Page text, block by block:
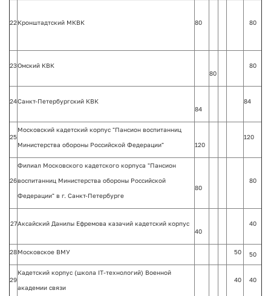
22 Кронштадтский МКВК 80 80
23Омский КВК
80
80
24Санкт-Петербургский КВК
84
84
25
Московский кадетский корпус "Пансион воспитанниц
Министерства обороны Российской Федерации" 120
120
26
Филиал Московского кадетского корпуса "Пансион
воспитанниц Министерства обороны Российской
Федерации" в г. Санкт-Петербурге
80
80
27Аксайский Данилы Ефремова казачий кадетский корпус
40
40
28Московское ВМУ 50 50
29
Кадетский корпус (школа IT-технологий) Военной
академии связи
40 40